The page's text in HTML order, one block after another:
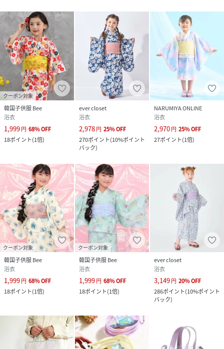
クーポン対象
韓国子供服 Bee
浴衣
1,999円 68%OFF
18ポイント(1倍)
ever closet
浴衣
2,978円 25%OFF
270ポイント(10%ポイント
バック)
NARUMIYA ONLINE
浴衣
2,970円 25%OFF
27ポイント(1倍)
クーポン対象
韓国子供服 Bee
浴衣
1,999円 68%OFF
18ポイント(1倍)
クーポン対象
韓国子供服 Bee
浴衣
1,999円 68%OFF
18ポイント(1倍)
ever closet
浴衣
3,149円 20%OFF
286ポイント(10%ポイント
バック)